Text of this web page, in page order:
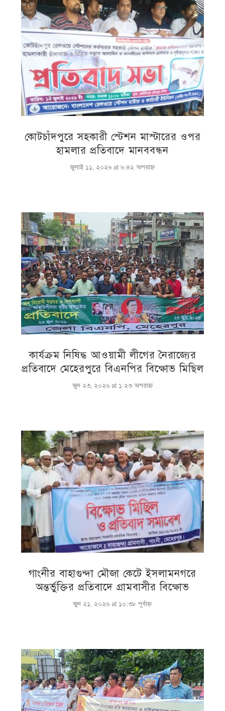
কোটচাঁদপুরে সহকারী স্টেশন মাস্টারের ওপর
হামলার প্রতিবাদে মানববন্ধন
জুলাই ১১, ২০২৬ at ৬:৪২ অপরাহ্ণ
কার্যক্রম নিষিদ্ধ আওয়ামী লীগের নৈরাজ্যের
প্রতিবাদে মেহেরপুরে বিএনপির বিক্ষোভ মিছিল
জুন ২৩, ২০২৬ at ১:২৩ অপরাহ্ণ
গাংনীর বাহাগুন্দা মৌজা কেটে ইসলামনগরে
অন্তর্ভুক্তির প্রতিবাদে গ্রামবাসীর বিক্ষোভ
জুন ২১, ২০২৬ at ১০:৩৮ পূর্বাহ্ণ